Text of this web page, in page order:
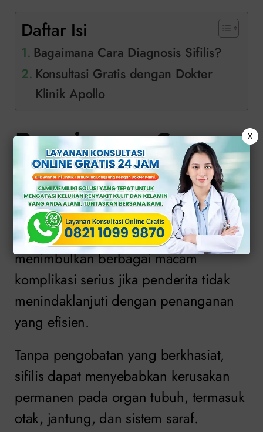
Daftar Isi
Bagaimana Cara Diagnosis Sifilis?
Konsultasi Gratis dengan Dokter
Klinik Apollo
Bagaimana Cara
Diagnosis Sifilis?
Diagnosis sifilis sangatlah penting
karena infeksi seksual ini dapat
menimbulkan berbagai macam
komplikasi serius jika penderita tidak
menindaklanjuti dengan penanganan
yang efisien.
Tanpa pengobatan yang berkhasiat,
sifilis dapat menyebabkan kerusakan
permanen pada organ tubuh, termasuk
otak, jantung, dan sistem saraf.
X